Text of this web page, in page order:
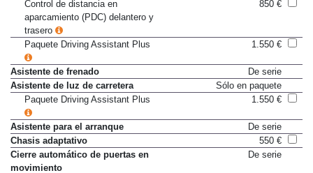
Control de distancia en
aparcamiento (PDC) delantero y
trasero
Paquete Driving Assistant Plus
Asistente de frenado
De serie
Asistente de luz de carretera
Sólo en paquete
Paquete Driving Assistant Plus
Asistente para el arranque
De serie
Chasis adaptativo
550 €
Cierre automático de puertas en